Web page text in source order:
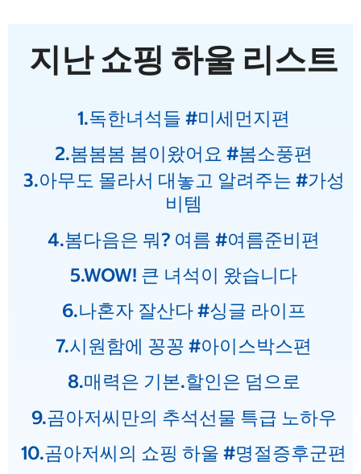
지난 쇼핑 하울 리스트
1.독한녀석들 #미세먼지편
2.봄봄봄 봄이왔어요 #봄소풍편
3.아무도 몰라서 대놓고 알려주는 #가성
비템
4.봄다음은 뭐? 여름 #여름준비편
5.WOW! 큰 녀석이 왔습니다
6.나혼자 잘산다 #싱글 라이프
7.시원함에 꽁꽁 #아이스박스편
8.매력은 기본.할인은 덤으로
9.곰아저씨만의 추석선물 특급 노하우
10.곰아저씨의 쇼핑 하울 #명절증후군편